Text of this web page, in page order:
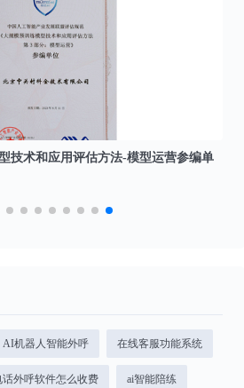
技术和应用评估方法-模型运营参编单
AI机器人智能外呼 在线客服功能系统
话外呼软件怎么收费 ai智能陪练